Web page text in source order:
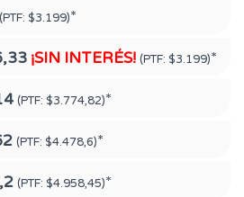
(PTF: $3.199)*
¡SIN INTERÉS! (PTF: $3.199)*
(PTF: $3.774,82)*
(PTF: $4.478,6)*
(PTF: $4.958,45)*